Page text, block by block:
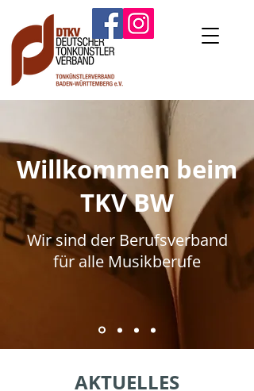
Willkommen beim
TKV BW
Wir sind der Berufsverband
für alle Musikberufe
AKTUELLES